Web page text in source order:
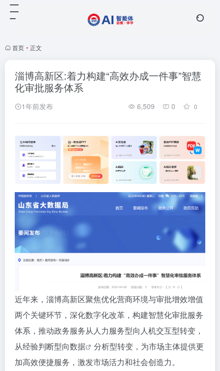
首页 • 正文
淄博高新区:着力构建“高效办成一件事”智慧
化审批服务体系
1年前发布 6,509 0 0
近年来，淄博高新区聚焦优化营商环境与审批增效增值
两个关键环节，深化数字化改革，构建智慧化审批服务
体系，推动政务服务从人力服务型向人机交互型转变，
从经验判断型向数据
分析型转变，为市场主体提供更
加高效便捷服务，激发市场活力和社会创造力。